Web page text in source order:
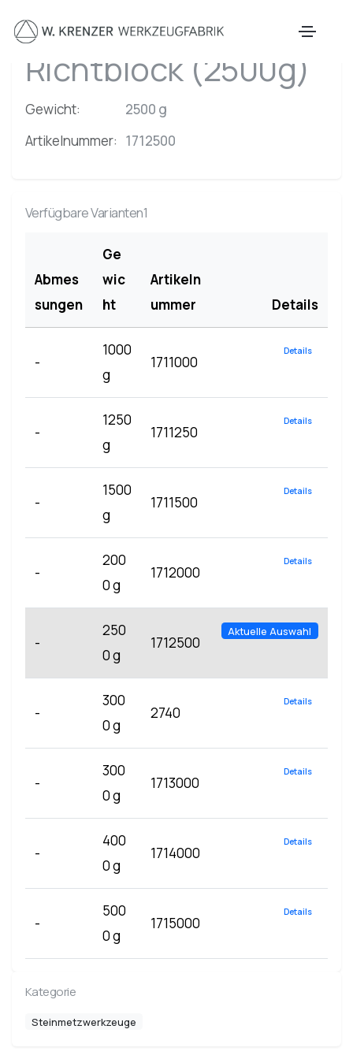
Richtblock (2500g)
Gewicht:
2500 g
Artikelnummer: 1712500
Verfügbare Varianten1
Abmes
sungen
Ge
wic
ht
Artikeln
ummer
Details
-
1000
g
1711000
Details
-
1250
g
1711250
Details
-
1500
g
1711500
Details
-
200
0 g
1712000
Details
-
250
0 g
1712500
Aktuelle Auswahl
-
300
0 g
2740
Details
-
300
0 g
1713000
Details
-
400
0 g
1714000
Details
-
500
0 g
1715000
Details
Kategorie
Steinmetzwerkzeuge